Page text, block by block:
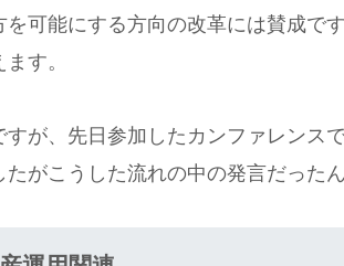
を可能にする方向の改革には賛成で
す。
すが、先日参加したカンファレンス
たがこうした流れの中の発言だったん